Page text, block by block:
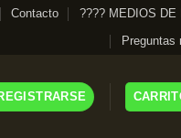
Contacto
???? MEDIOS DE
Preguntas